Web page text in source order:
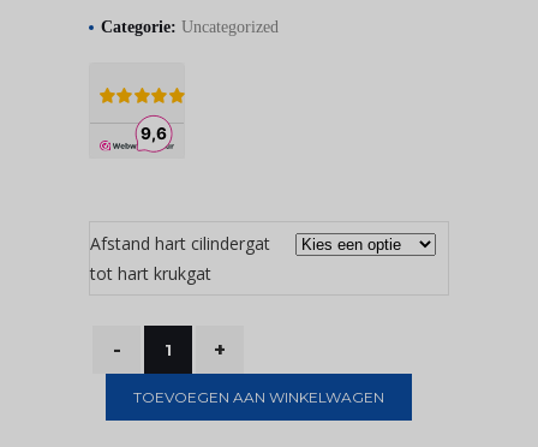
Categorie: Uncategorized
Afstand hart cilindergat
tot hart krukgat
TOEVOEGEN AAN WINKELWAGEN